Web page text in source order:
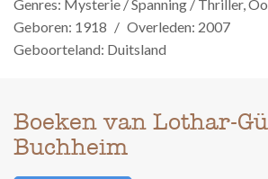
Genres: Mysterie / Spanning / Thriller,
Geboren: 1918 / Overleden: 2007
Geboorteland: Duitsland
Boeken van Lothar-
Buchheim